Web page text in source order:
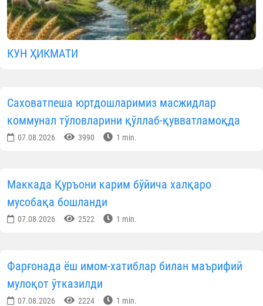
КУН ҲИКМАТИ
Саховатпеша юртдошларимиз масжидлар
коммунал тўловларини қўллаб-қувватламоқда
07.08.2026 3990 1 min.
Маккада Қуръони карим бўйича халқаро
мусобақа бошланди
07.08.2026 2522 1 min.
Фарғонада ёш имом-хатиблар билан маърифий
мулоқот ўтказилди
07.08.2026 2224 1 min.